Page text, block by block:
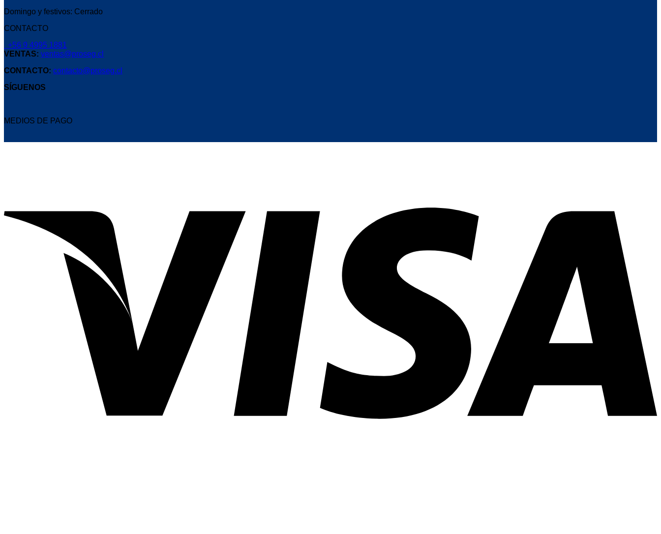
Domingo y festivos: Cerrado
CONTACTO
+56 9 4995 1881
VENTAS: ventas@proseg.cl
CONTACTO: contacto@proseg.cl
SÍGUENOS
MEDIOS DE PAGO